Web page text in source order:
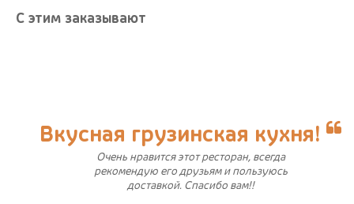
С этим заказывают
Вкусная грузинская кухня!
Очень нравится этот ресторан, всегда
рекомендую его друзьям и пользуюсь
доставкой. Спасибо вам!!